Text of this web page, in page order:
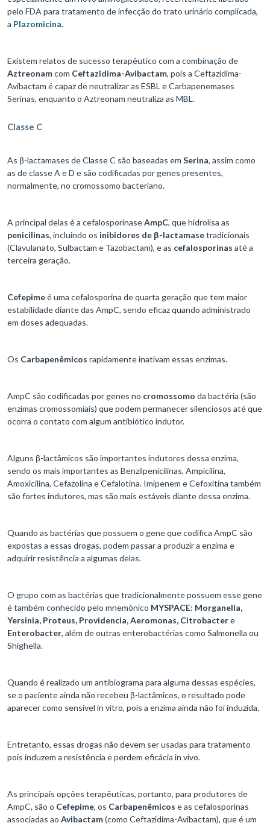
pelo FDA para tratamento de infecção do trato urinário complicada,
a Plazomicina.
Existem relatos de sucesso terapêutico com a combinação de
Aztreonamcom Ceftazidima-Avibactam, pois a Ceftazidima-
Avibactam é capaz de neutralizar as ESBL e Carbapenemases
Serinas, enquanto o Aztreonam neutraliza as MBL.
Classe C
As β-lactamases de Classe C são baseadas em Serina, assim como
as de classe A e D e são codificadas por genes presentes,
normalmente, no cromossomo bacteriano.
A principal delas é a cefalosporinaseAmpC, que hidrolisa as
penicilinas, incluindo os inibidores de β-lactamasetradicionais
(Clavulanato, Sulbactam e Tazobactam), e as cefalosporinas até a
terceira geração.
Cefepimeé uma cefalosporina de quarta geração que tem maior
estabilidade diante das AmpC, sendo eficaz quando administrado
em doses adequadas.
Os Carbapenêmicos rapidamente inativam essas enzimas.
AmpC são codificadas por genes no cromossomo da bactéria (são
enzimas cromossomiais) que podem permanecer silenciosos até que
ocorra o contato com algum antibiótico indutor.
Alguns β-lactâmicos são importantes indutores dessa enzima,
sendo os mais importantes as Benzilpenicilinas, Ampicilina,
Amoxicilina, Cefazolina e Cefalotina. Imipenem e Cefoxitina também
são fortes indutores, mas são mais estáveis diante dessa enzima.
Quando as bactérias que possuem o gene que codifica AmpC são
expostas a essas drogas, podem passar a produzir a enzima e
adquirir resistência a algumas delas.
O grupo com as bactérias que tradicionalmente possuem esse gene
é também conhecido pelo mnemônico MYSPACE: Morganella,
Yersinia, Proteus, Providencia, Aeromonas, Citrobactere
Enterobacter, além de outras enterobactérias como Salmonella ou
Shighella.
Quando é realizado um antibiograma para alguma dessas espécies,
se o paciente ainda não recebeu β-lactâmicos, o resultado pode
aparecer como sensível in vitro, pois a enzima ainda não foi induzida.
Entretanto, essas drogas não devem ser usadas para tratamento
pois induzem a resistência e perdem eficácia in vivo.
As principais opções terapêuticas, portanto, para produtores de
AmpC, são o Cefepime, os Carbapenêmicos e as cefalosporinas
associadas ao Avibactam(como Ceftazidima-Avibactam), que é um